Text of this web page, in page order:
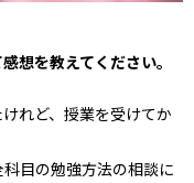
想を教えてください。
れど、授業を受けてか
目の勉強方法の相談に